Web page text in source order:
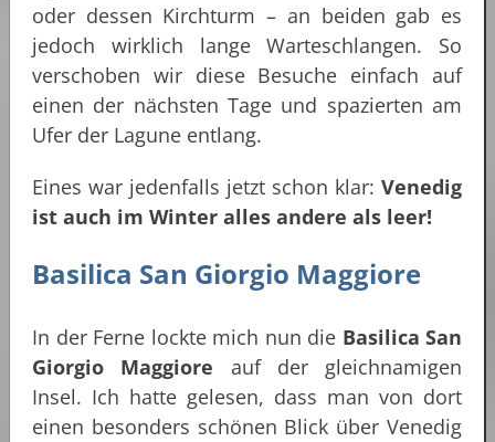
oder dessen Kirchturm – an beiden gab es
jedoch wirklich lange Warteschlangen. So
verschoben wir diese Besuche einfach auf
einen der nächsten Tage und spazierten am
Ufer der Lagune entlang.
Eines war jedenfalls jetzt schon klar: Venedig
ist auch im Winter alles andere als leer!
Basilica San Giorgio Maggiore
In der Ferne lockte mich nun die Basilica San
Giorgio Maggiore auf der gleichnamigen
Insel. Ich hatte gelesen, dass man von dort
einen besonders schönen Blick über Venedig